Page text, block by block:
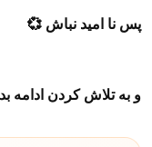
پس نا امید نباش 💞
و به تلاش کردن ادامه